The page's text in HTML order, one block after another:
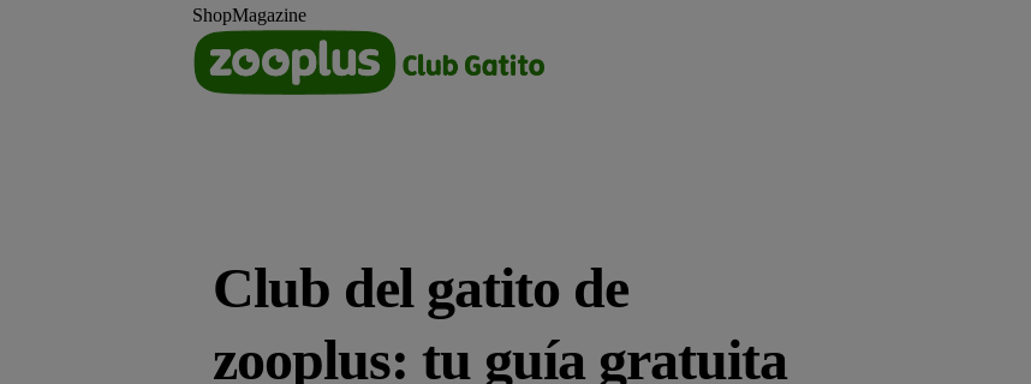
ShopMagazine
Club del gatito de
zooplus: tu guía gratuita